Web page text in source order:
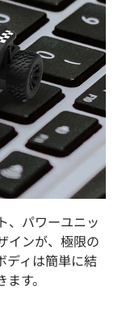
、パワーユニッ
インが、極限の
ディは簡単に結
す。